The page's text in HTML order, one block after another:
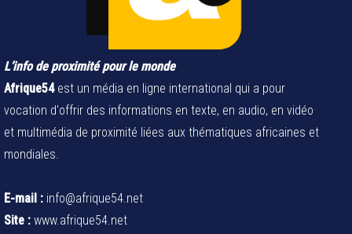
L’info de proximité pour le monde
Afrique54est un média en ligne international qui a pour
vocation d'offrir des informations en texte, en audio, en vidéo
et multimédia de proximité liées aux thématiques africaines et
mondiales.
E-mail : info@afrique54.net
Site : www.afrique54.net